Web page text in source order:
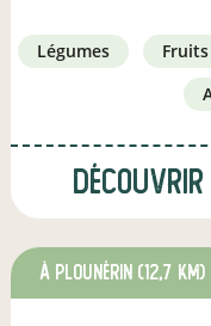
légumes fruits
Découvrir
à Plounérin (12,7 km)